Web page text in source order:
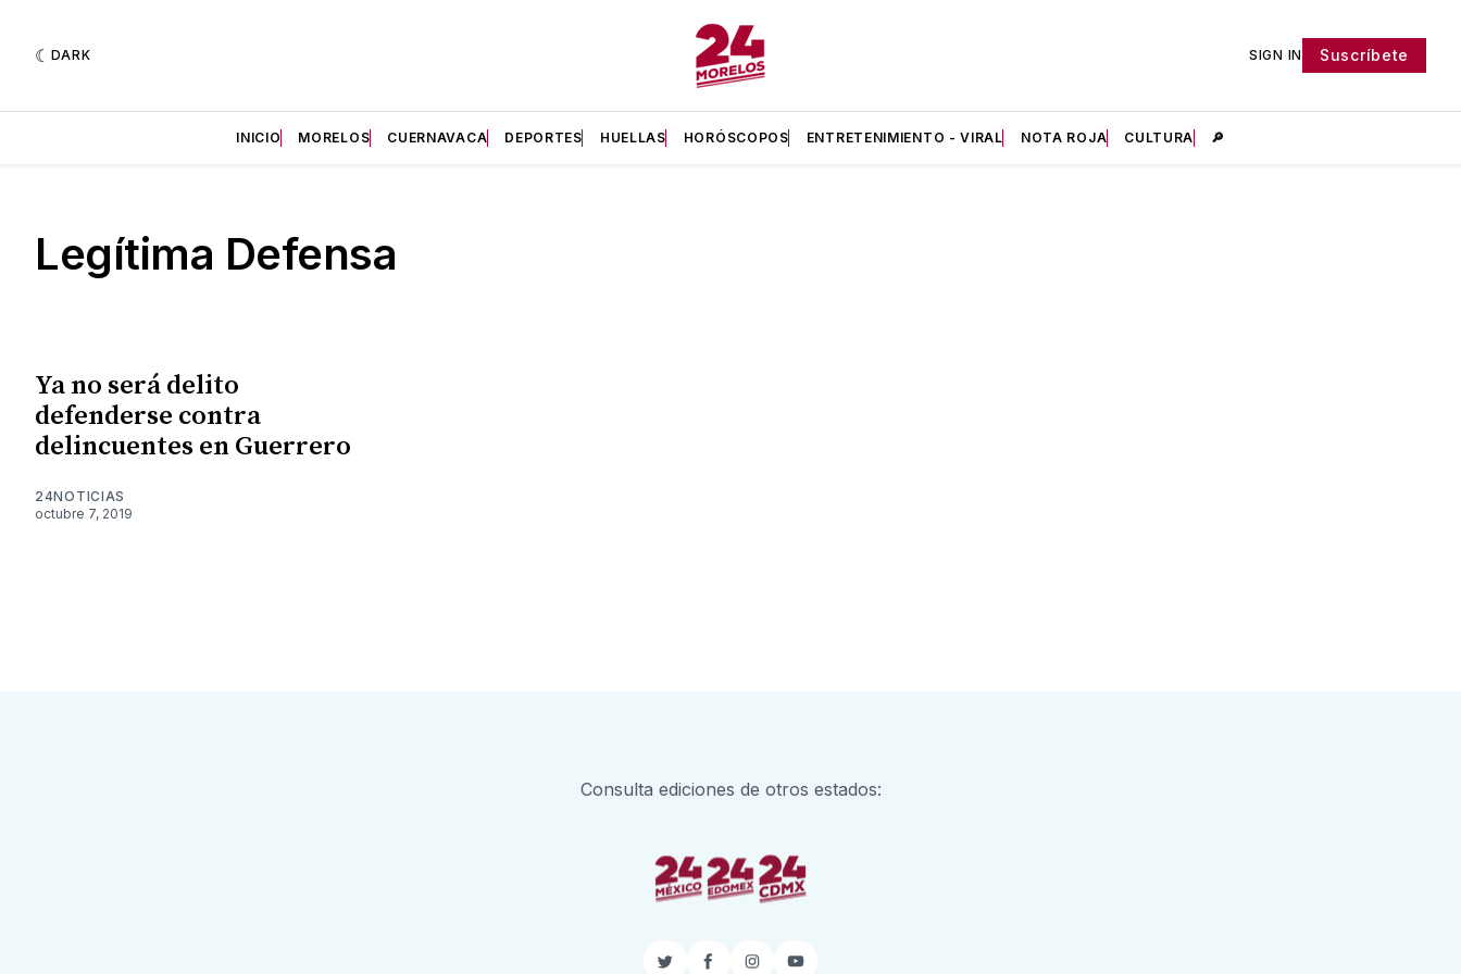
DARK SIGN IN Suscríbete
INICIO MORELOS CUERNAVACA DEPORTES HUELLAS HORÓSCOPOS ENTRETENIMIENTO - VIRAL NOTA ROJA CULTURA 🔎
Legítima Defensa
Ya no será delito
defenderse contra
delincuentes en Guerrero
24NOTICIAS
octubre 7, 2019
Consulta ediciones de otros estados: